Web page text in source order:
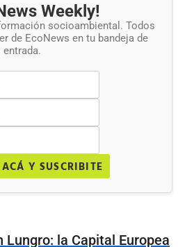
Weekly!
socioambiental. Todos
de EcoNews en tu bandeja de
entrada.
Y SUSCRIBITE
la Capital Europea